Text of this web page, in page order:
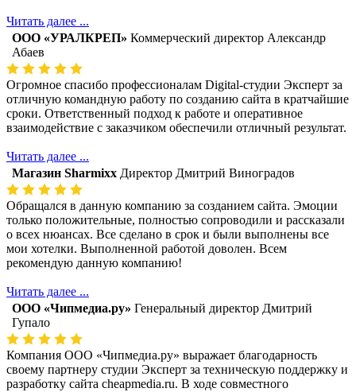
Читать далее ...
ООО «УРАЛКРЕП» Коммерческий директор Александр
Абаев
Огромное спасибо профессионалам Digital-студии Эксперт за
отличную командную работу по созданию сайта в кратчайшие
сроки. Ответственный подход к работе и оперативное
взаимодействие с заказчиком обеспечили отличный результат.
Читать далее ...
Магазин Sharmixx Директор Дмитрий Виноградов
Обращался в данную компанию за созданием сайта. Эмоции
только положительные, полностью сопроводили и рассказали
о всех нюансах. Все сделано в срок и были выполнены все
мои хотелки. Выполненной работой доволен. Всем
рекомендую данную компанию!
Читать далее ...
ООО «Чипмедиа.ру» Генеральный директор Дмитрий
Гупало
Компания ООО «Чипмедиа.ру» выражает благодарность
своему партнеру студии Эксперт за техническую поддержку и
разработку сайта cheapmedia.ru. В ходе совместного